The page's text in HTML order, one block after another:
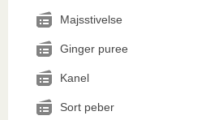
Majsstivelse
Ginger puree
Kanel
Sort peber